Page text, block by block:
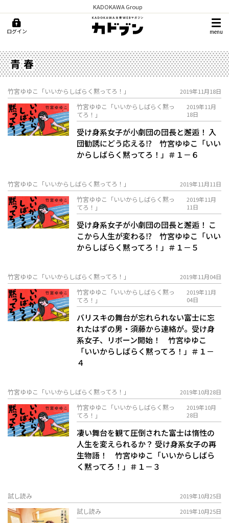
KADOKAWA Group
ログイン menu
青春
竹宮ゆゆこ「いいからしばらく黙ってろ！」 2019年11月18日
竹宮ゆゆこ「いいからしばらく黙っ
てろ！」
2019年11月
18日
受け身系女子が小劇団の団長と邂逅！ 入
団勧誘にどう応える⁉ 竹宮ゆゆこ「いい
からしばらく黙ってろ！」＃１－６
竹宮ゆゆこ「いいからしばらく黙ってろ！」 2019年11月11日
竹宮ゆゆこ「いいからしばらく黙っ
てろ！」
2019年11月
11日
受け身系女子が小劇団の団長と邂逅！ こ
こから人生が変わる⁉ 竹宮ゆゆこ「いい
からしばらく黙ってろ！」＃１－５
竹宮ゆゆこ「いいからしばらく黙ってろ！」 2019年11月04日
竹宮ゆゆこ「いいからしばらく黙っ
てろ！」
2019年11月
04日
バリスキの舞台が忘れられない富士に忘
れたはずの男・須藤から連絡が。受け身
系女子、リボーン開始！ 竹宮ゆゆこ
「いいからしばらく黙ってろ！」＃１－
４
竹宮ゆゆこ「いいからしばらく黙ってろ！」 2019年10月28日
竹宮ゆゆこ「いいからしばらく黙っ
てろ！」
2019年10月
28日
凄い舞台を観て圧倒された富士は惰性の
人生を変えられるか？ 受け身系女子の再
生物語！ 竹宮ゆゆこ「いいからしばら
く黙ってろ！」＃１－３
試し読み 2019年10月25日
試し読み 2019年10月25日